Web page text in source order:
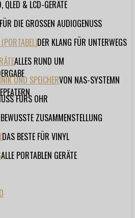
QLED & LCD-GERÄTE
FÜR DIE GROSSEN AUDIOGENUSS
DER KLANG FÜR UNTERWEGS
ALLES RUND UM
UND SPEICHERVON NAS-SYSTEMN
FÜRS OHR
BEWUSSTE ZUSAMMENSTELLUNG
DAS BESTE FÜR VINYL
ALLE PORTABLEN GERÄTE